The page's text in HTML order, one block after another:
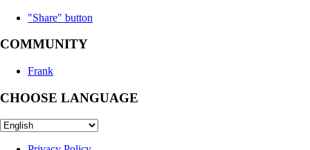
"Share" button
COMMUNITY
Frank
CHOOSE LANGUAGE